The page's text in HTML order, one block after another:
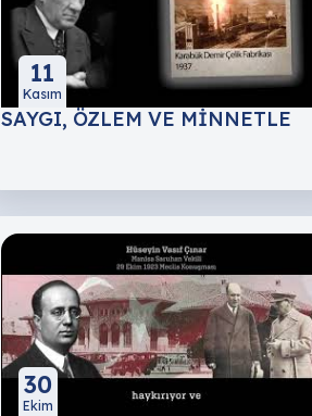
11
Kasım
SAYGI, ÖZLEM VE MİNNETLE
30
Ekim